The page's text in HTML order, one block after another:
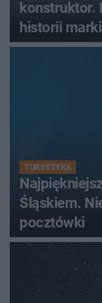
konstruktor.
historii
TURYSTYKA
Śląskiem.
pocztówki